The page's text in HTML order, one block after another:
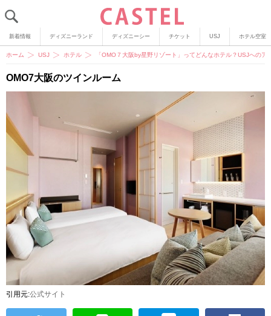
新着情報 ディズニーランド ディズニーシー チケット USJ ホテル空室
ホーム USJ ホテル 「OMO７大阪by星野リゾート」ってどんなホテル？USJへのア
OMO7大阪のツインルーム
引用元:公式サイト